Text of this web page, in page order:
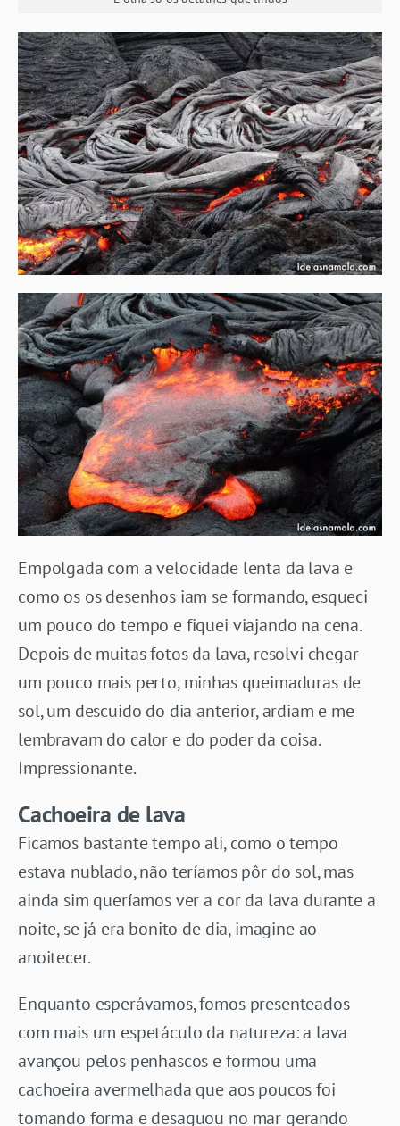
Empolgada com a velocidade lenta da lava e
como os os desenhos iam se formando, esqueci
um pouco do tempo e fiquei viajando na cena.
Depois de muitas fotos da lava, resolvi chegar
um pouco mais perto, minhas queimaduras de
sol, um descuido do dia anterior, ardiam e me
lembravam do calor e do poder da coisa.
Impressionante.
Cachoeira de lava
Ficamos bastante tempo ali, como o tempo
estava nublado, não teríamos pôr do sol, mas
ainda sim queríamos ver a cor da lava durante a
noite, se já era bonito de dia, imagine ao
anoitecer.
Enquanto esperávamos, fomos presenteados
com mais um espetáculo da natureza: a lava
avançou pelos penhascos e formou uma
cachoeira avermelhada que aos poucos foi
tomando forma e desaguou no mar gerando